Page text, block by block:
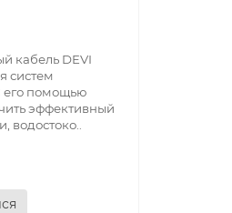
кабель DEVI
систем
его помощью
эффективный
водостоко..